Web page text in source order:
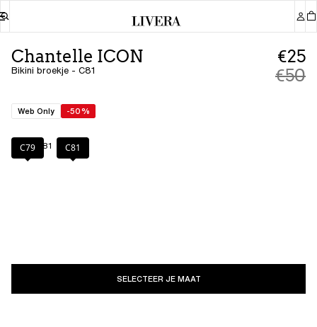
Chantelle ICON
Bikini broekje - C81
€25
€50
Web Only -50%
Kleur: C81
C79 C81
SELECTEER JE MAAT